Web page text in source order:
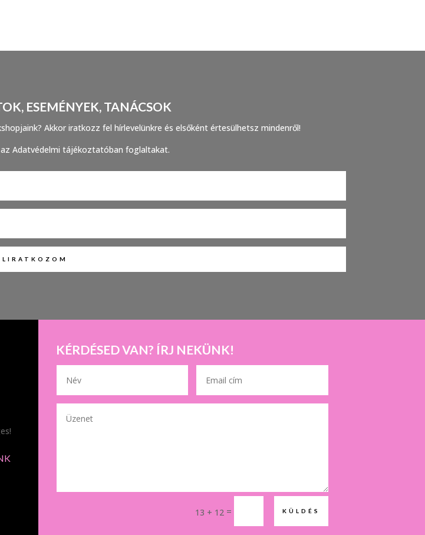
ESEMÉNYEK, TANÁCSOK
Akkor iratkozz fel hírlevelünkre és elsőként értesülhetsz mindenről!
Adatvédelmi tájékoztatóban foglaltakat.
KÉRDÉSED VAN? ÍRJ NEKÜNK!
13 + 12 = KÜLDÉS